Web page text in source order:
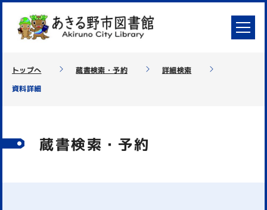
トップへ 蔵書検索・予約
詳細検索
資料詳細
蔵書検索・予約